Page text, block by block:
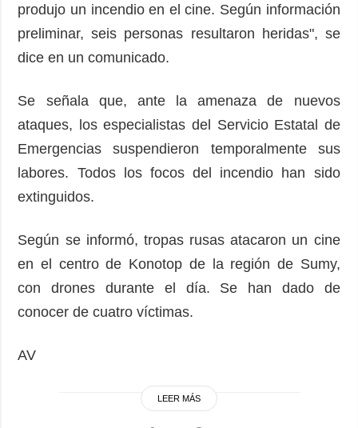
produjo un incendio en el cine. Según información
preliminar, seis personas resultaron heridas", se
dice en un comunicado.
Se señala que, ante la amenaza de nuevos
ataques, los especialistas del Servicio Estatal de
Emergencias suspendieron temporalmente sus
labores. Todos los focos del incendio han sido
extinguidos.
Según se informó, tropas rusas atacaron un cine
en el centro de Konotop de la región de Sumy,
con drones durante el día. Se han dado de
conocer de cuatro víctimas.
AV
LEER MÁS